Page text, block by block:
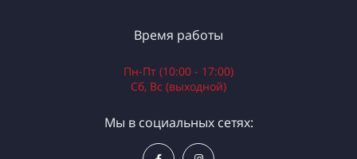
Время работы
Пн-Пт (10:00 - 17:00)
Сб, Вс (выходной)
Мы в социальных сетях: